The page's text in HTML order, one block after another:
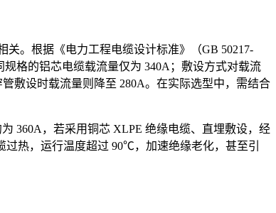
。根据《电力工程电缆设计标准》（GB 50217-
格的铝芯电缆载流量仅为 340A；敷设方式对载流
敷设时载流量则降至 280A。在实际选型中，需结合
360A，若采用铜芯 XLPE 绝缘电缆、直埋敷设，经
过热，运行温度超过 90℃，加速绝缘老化，甚至引